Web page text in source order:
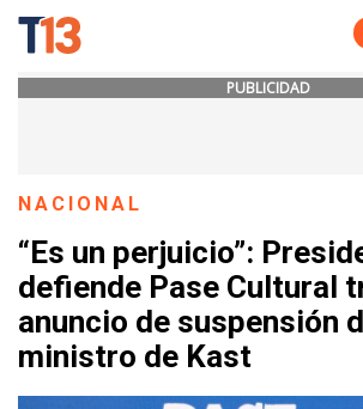
PUBLICIDAD
NACIONAL
“Es un perjuicio”:
defiende Pase Cultural
anuncio de suspensión
ministro de Kast